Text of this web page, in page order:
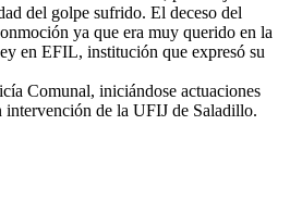
del golpe sufrido. El deceso del
ya que era muy querido en la
en EFIL, institución que expresó su
Comunal, iniciándose actuaciones
de la UFIJ de Saladillo.